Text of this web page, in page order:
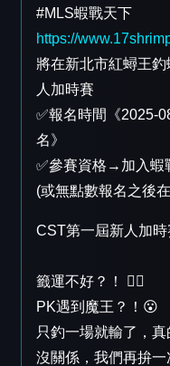
#MLS蝦戰天下
https://
將在新北市紅蟳王
人加時賽
✅報名時間《2025-
名》
✅參賽資格→加入蝦
(或無點數報名之後
CST第一屆新人加時
籤運不好？！ 😵‍💫
PK遇到魔王？！😮
只釣一場就輸了，
沒關係，我們再拚一